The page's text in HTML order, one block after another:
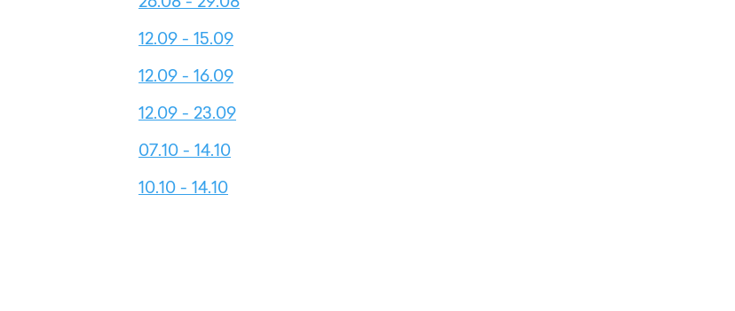
12.09 - 15.09
12.09 - 16.09
12.09 - 23.09
07.10 - 14.10
10.10 - 14.10